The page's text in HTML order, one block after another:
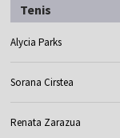
Tenis
Alycia Parks
Sorana Cirstea
Renata Zarazua